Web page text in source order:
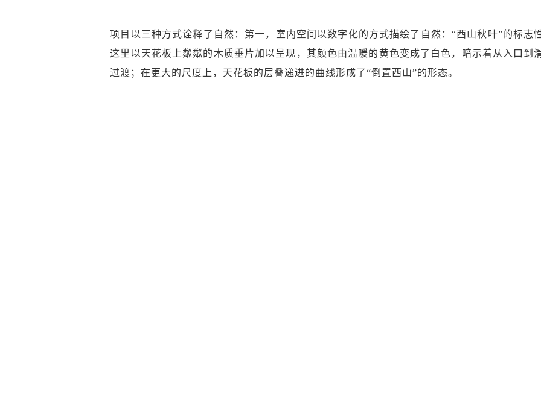
项目以三种方式诠释了自然：第一，室内空间以数字化的方式描绘了自然：“西山秋叶”的标志
这里以天花板上粼粼的木质垂片加以呈现，其颜色由温暖的黄色变成了白色，暗示着从入口到
过渡；在更大的尺度上，天花板的层叠递进的曲线形成了“倒置西山”的形态。